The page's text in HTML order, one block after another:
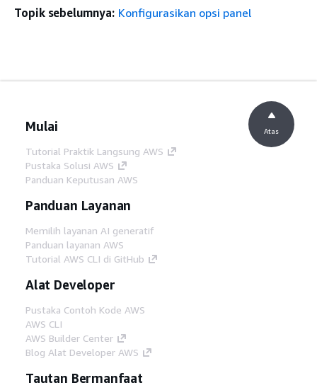
Topik sebelumnya: Konfigurasikan opsi panel
Mulai
Tutorial Praktik Langsung AWS
Pustaka Solusi AWS
Panduan Keputusan AWS
Panduan Layanan
Memilih layanan AI generatif
Panduan layanan AWS
Tutorial AWS CLI di GitHub
Alat Developer
Pustaka Contoh Kode AWS
AWS CLI
AWS Builder Center
Blog Alat Developer AWS
Tautan Bermanfaat
Atas